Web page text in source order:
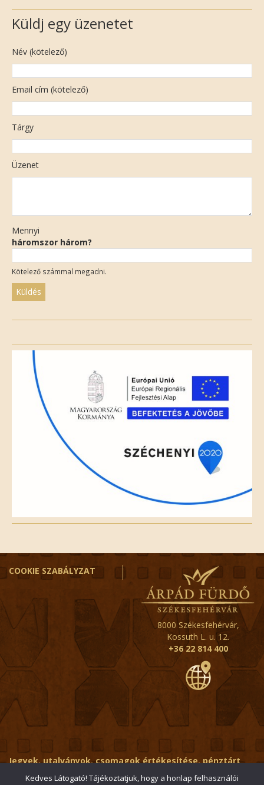
Küldj egy üzenetet
Név (kötelező)
Email cím (kötelező)
Tárgy
Üzenet
Mennyi
háromszor három?
Kötelező számmal megadni.
field
empty.
COOKIE SZABÁLYZAT
8000 Székesfehérvár,
Kossuth L. u. 12.
+36 22 814 400
Jegyek, utalványok, csomagok értékesítése, pénztárt
érintő kérdések:
ertekesito@fehervar-arpadfurdo.hu
Kedves Látogató! Tájékoztatjuk, hogy a honlap felhasználói